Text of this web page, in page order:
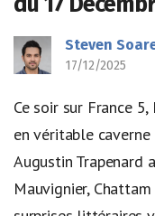
Steven
17/12/2025
Ce soir sur France
en véritable
Augustin Trapenard
Mauvignier,